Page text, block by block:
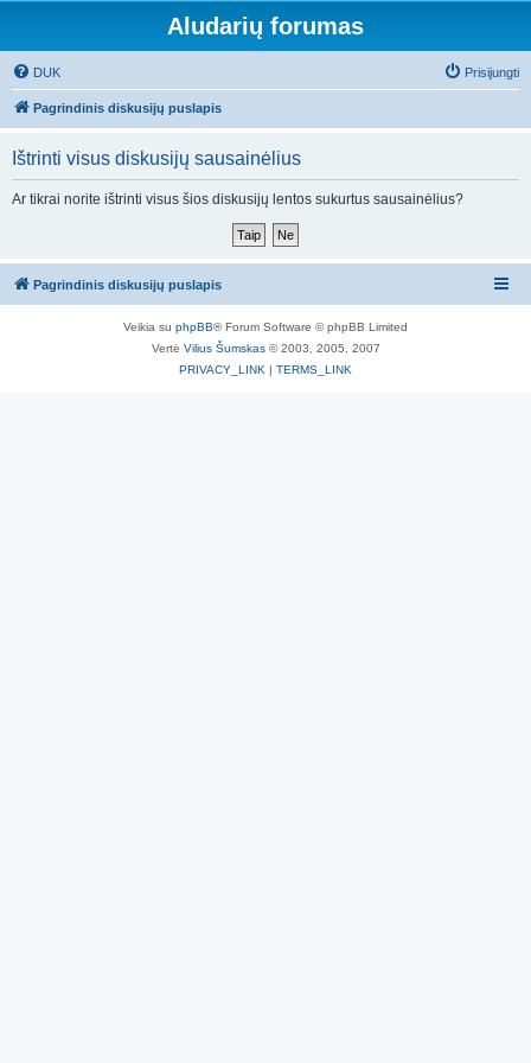
Aludarių forumas
DUK Prisijungti
Pagrindinis diskusijų puslapis
Ištrinti visus diskusijų sausainėlius
Ar tikrai norite ištrinti visus šios diskusijų lentos sukurtus sausainėlius?
Pagrindinis diskusijų puslapis
Veikia su phpBB® Forum Software © phpBB Limited
Vertė Vilius Šumskas© 2003, 2005, 2007
PRIVACY_LINK | TERMS_LINK